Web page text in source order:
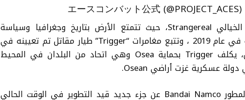
تدور أحداث اللعبة في العالم الخيالي Strangereal، حيث تتمتع الأرض بتاريخ وجغرافيا وسياسة
مختلفة تمامًا. تجري قصة اللعبة في عام 2019 ، وتتبع مغامرات “Trigger” طيار مقاتل تم تعيينه في
سرب عقابي بعد اتهامه بالقتل، يكلف Trigger بحماية Osea وهي اتحاد من البلدان في المحيط
في وقت سابق، أعلن الناشر والمطور Bandai Namco عن جزء جديد قيد التطوير في الوقت الحالي